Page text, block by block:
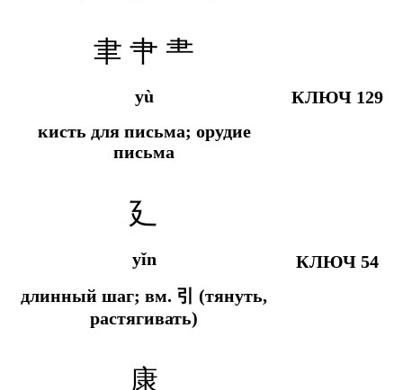
聿 肀 ⺻
yù
кисть для письма; орудие
письма
КЛЮЧ 129
廴
yǐn
длинный шаг; вм. 引 (тянуть,
растягивать)
КЛЮЧ 54
康